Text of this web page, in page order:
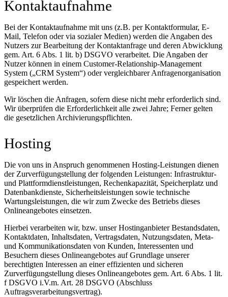
Kontaktaufnahme
Bei der Kontaktaufnahme mit uns (z.B. per Kontaktformular, E-
Mail, Telefon oder via sozialer Medien) werden die Angaben des
Nutzers zur Bearbeitung der Kontaktanfrage und deren Abwicklung
gem. Art. 6 Abs. 1 lit. b) DSGVO verarbeitet. Die Angaben der
Nutzer können in einem Customer-Relationship-Management
System („CRM System“) oder vergleichbarer Anfragenorganisation
gespeichert werden.
Wir löschen die Anfragen, sofern diese nicht mehr erforderlich sind.
Wir überprüfen die Erforderlichkeit alle zwei Jahre; Ferner gelten
die gesetzlichen Archivierungspflichten.
Hosting
Die von uns in Anspruch genommenen Hosting-Leistungen dienen
der Zurverfügungstellung der folgenden Leistungen: Infrastruktur-
und Plattformdienstleistungen, Rechenkapazität, Speicherplatz und
Datenbankdienste, Sicherheitsleistungen sowie technische
Wartungsleistungen, die wir zum Zwecke des Betriebs dieses
Onlineangebotes einsetzen.
Hierbei verarbeiten wir, bzw. unser Hostinganbieter Bestandsdaten,
Kontaktdaten, Inhaltsdaten, Vertragsdaten, Nutzungsdaten, Meta-
und Kommunikationsdaten von Kunden, Interessenten und
Besuchern dieses Onlineangebotes auf Grundlage unserer
berechtigten Interessen an einer effizienten und sicheren
Zurverfügungstellung dieses Onlineangebotes gem. Art. 6 Abs. 1 lit.
f DSGVO i.V.m. Art. 28 DSGVO (Abschluss
Auftragsverarbeitungsvertrag).